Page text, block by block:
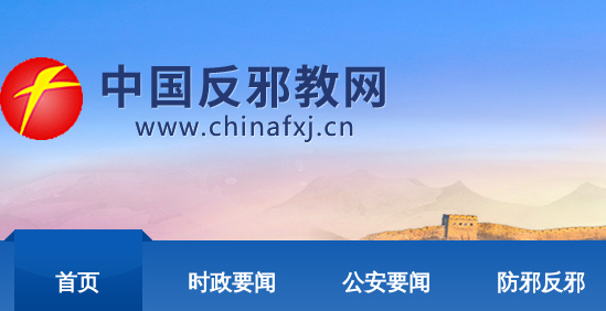
首页 时政要闻 公安要闻 防邪反邪